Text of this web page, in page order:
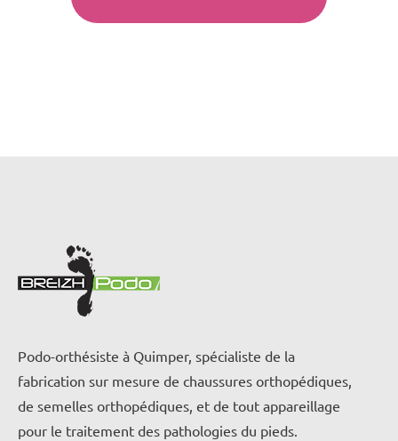
Podo-orthésiste à Quimper, spécialiste de la
fabrication sur mesure de chaussures orthopédiques,
de semelles orthopédiques, et de tout appareillage
pour le traitement des pathologies du pieds.